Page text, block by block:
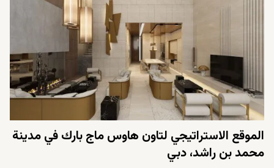
الموقع الاستراتيجي لتاون هاوس ماج بارك في مدينة
محمد بن راشد، دبي